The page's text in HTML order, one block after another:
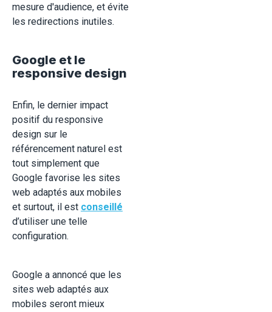
mesure d'audience, et évite
les redirections inutiles.
Google et le
responsive design
Enfin, le dernier impact
positif du responsive
design sur le
référencement naturel est
tout simplement que
Google favorise les sites
web adaptés aux mobiles
et surtout, il est conseillé
d’utiliser une telle
configuration.
Google a annoncé que les
sites web adaptés aux
mobiles seront mieux